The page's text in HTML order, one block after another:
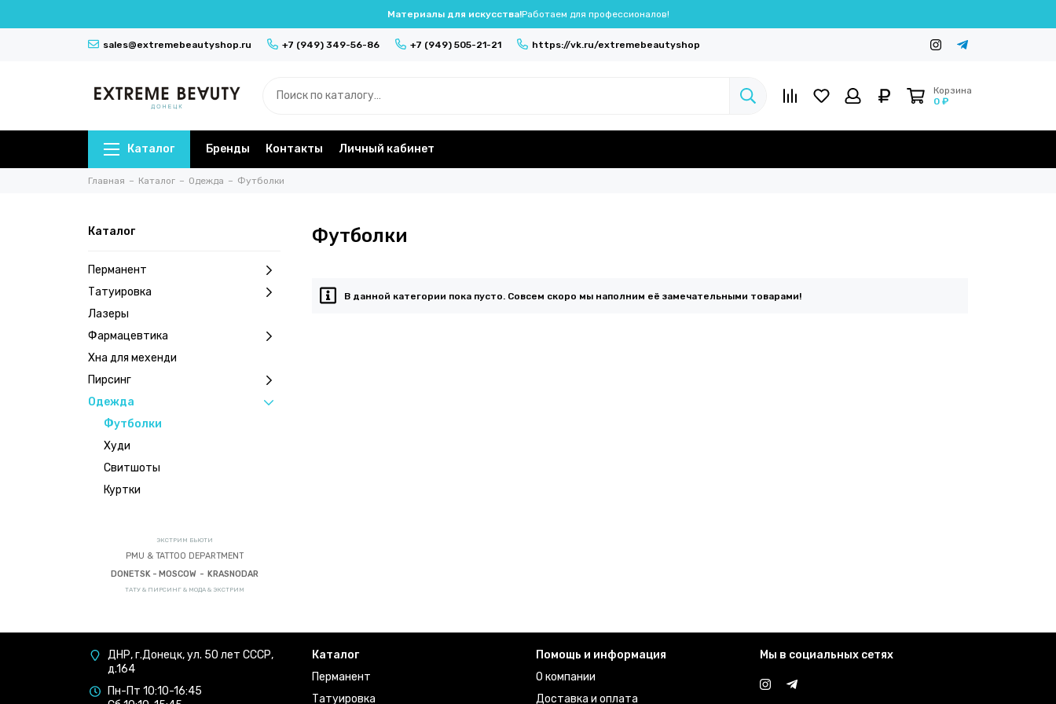
Материалы для искусства!Работаем для профессионалов!
sales@extremebeautyshop.ru +7 (949) 349-56-86 +7 (949) 505-21-21 https://vk.ru/extremebeautyshop
Корзина
0 ₽
Каталог Бренды Контакты Личный кабинет
Главная Каталог Одежда Футболки
Каталог
Перманент
Татуировка
Лазеры
Фармацевтика
Хна для мехенди
Пирсинг
Одежда
Футболки
Худи
Свитшоты
Куртки
ЭКСТРИМ БЬЮТИ
PMU & TATTOO DEPARTMENT
DONETSK - MOSCOW - KRASNODAR
ТАТУ & ПИРСИНГ & МОДА & ЭКСТРИМ
Футболки
В данной категории пока пусто. Совсем скоро мы наполним её замечательными товарами!
ДНР, г.Донецк, ул. 50 лет СССР,
д.164
Пн-Пт 10:10-16:45
Каталог
Перманент
Татуировка
Помощь и информация
О компании
Доставка и оплата
Мы в социальных сетях